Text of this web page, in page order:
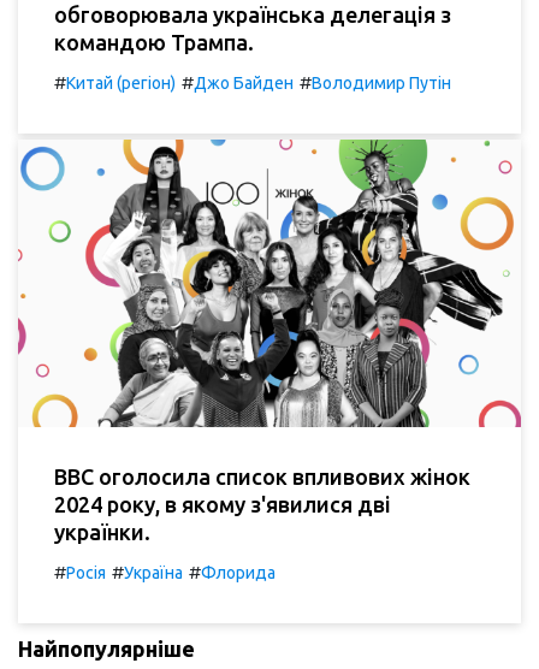
обговорювала українська делегація з
командою Трампа.
#Китай (регіон) #Джо Байден #Володимир Путін
BBC оголосила список впливових жінок
2024 року, в якому з'явилися дві
українки.
#Росія #Україна #Флорида
Найпопулярніше